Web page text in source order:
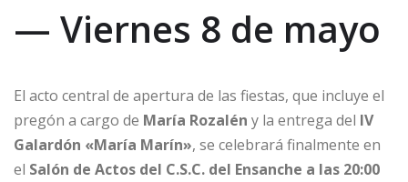
— Viernes 8 de mayo
El acto central de apertura de las fiestas, que incluye el
pregón a cargo de María Rozalén y la entrega del IV
Galardón «María Marín», se celebrará finalmente en
el Salón de Actos del C.S.C. del Ensanche a las 20:00